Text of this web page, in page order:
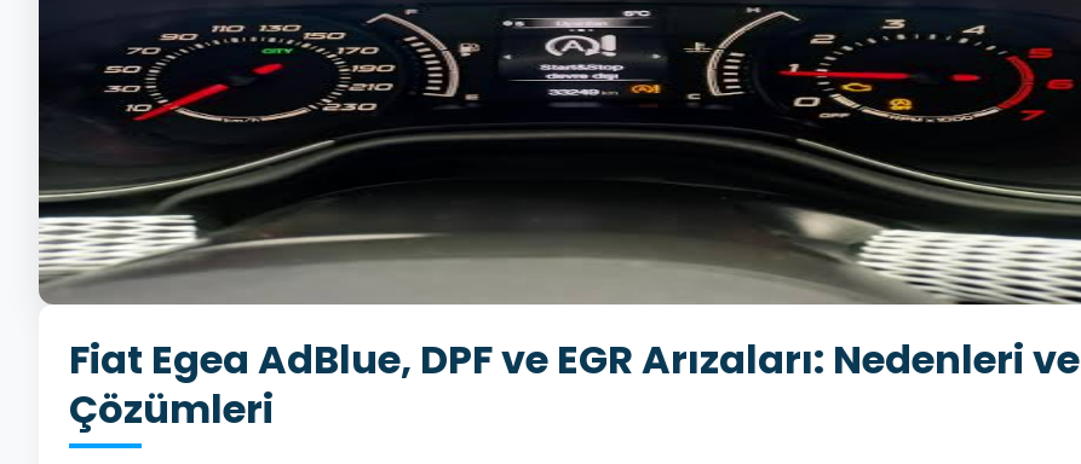
Fiat Egea AdBlue, DPF ve EGR Arızaları: Nedenleri ve
Çözümleri